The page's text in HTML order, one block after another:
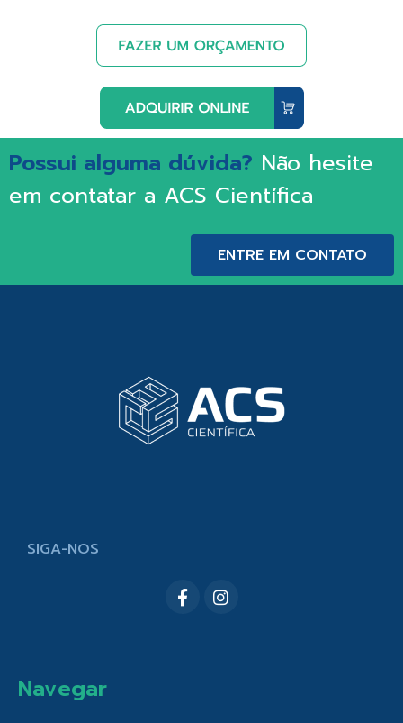
Possui alguma dúvida? Não hesite
em contatar a ACS Científica
ENTRE EM CONTATO
SIGA-NOS
Navegar